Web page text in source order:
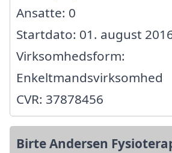
Ansatte: 0
Startdato: 01. august
Virksomhedsform:
Enkeltmandsvirksomhed
CVR: 37878456
Birte Andersen